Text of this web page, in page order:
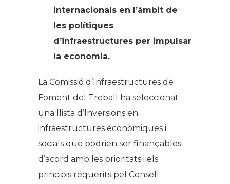
internacionals en l’àmbit de
les polítiques
d’infraestructures per impulsar
la economia.
La Comissió d’Infraestructures de
Foment del Treball ha seleccionat
una llista d’Inversions en
infraestructures econòmiques i
socials que podrien ser finançables
d’acord amb les prioritats i els
principis requerits pel Consell